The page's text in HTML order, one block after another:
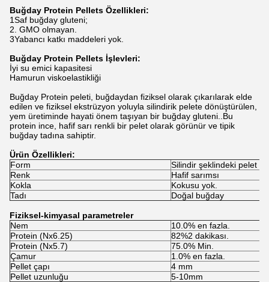
Buğday Protein Pellets Özellikleri:
1Saf buğday gluteni;
2. GMO olmayan.
3Yabancı katkı maddeleri yok.
Buğday Protein Pellets İşlevleri:
İyi su emici kapasitesi
Hamurun viskoelastikliği
Buğday Protein peleti, buğdaydan fiziksel olarak çıkarılarak elde
edilen ve fiziksel ekstrüzyon yoluyla silindirik pelete dönüştürülen,
yem üretiminde hayati önem taşıyan bir buğday gluteni..Bu
protein ince, hafif sarı renkli bir pelet olarak görünür ve tipik
buğday tadına sahiptir.
Ürün Özellikleri:
Form
Silindir şeklindeki pelet
Renk
Hafif sarımsı
Kokla
Kokusu yok.
Tadı
Doğal buğday
Fiziksel-kimyasal parametreler
Nem
10.0% en fazla.
Protein (Nx6.25)
82%2 dakikası.
Protein (Nx5.7)
75.0% Min.
Çamur
1.0% en fazla.
Pellet çapı
4 mm
Pellet uzunluğu
5-10mm